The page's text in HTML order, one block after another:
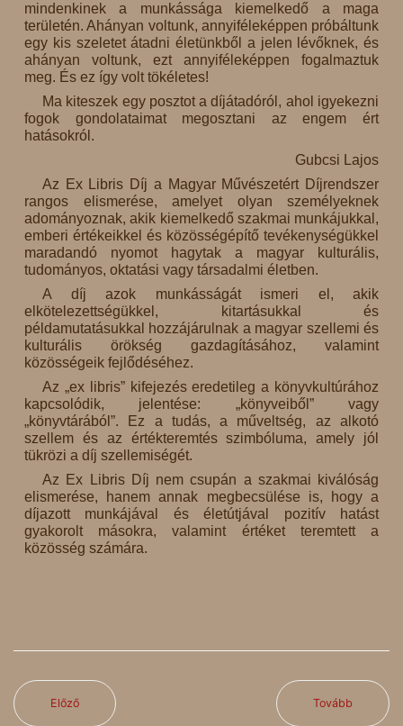
mindenkinek a munkássága kiemelkedő a maga
területén. Ahányan voltunk, annyiféleképpen próbáltunk
egy kis szeletet átadni életünkből a jelen lévőknek, és
ahányan voltunk, ezt annyiféleképpen fogalmaztuk
meg. És ez így volt tökéletes!
Ma kiteszek egy posztot a díjátadóról, ahol igyekezni
fogok gondolataimat megosztani az engem ért
hatásokról.
Gubcsi Lajos
Az Ex Libris Díj a Magyar Művészetért Díjrendszer
rangos elismerése, amelyet olyan személyeknek
adományoznak, akik kiemelkedő szakmai munkájukkal,
emberi értékeikkel és közösségépítő tevékenységükkel
maradandó nyomot hagytak a magyar kulturális,
tudományos, oktatási vagy társadalmi életben.
A díj azok munkásságát ismeri el, akik
elkötelezettségükkel, kitartásukkal és
példamutatásukkal hozzájárulnak a magyar szellemi és
kulturális örökség gazdagításához, valamint
közösségeik fejlődéséhez.
Az „ex libris” kifejezés eredetileg a könyvkultúrához
kapcsolódik, jelentése: „könyveiből” vagy
„könyvtárából”. Ez a tudás, a műveltség, az alkotó
szellem és az értékteremtés szimbóluma, amely jól
tükrözi a díj szellemiségét.
Az Ex Libris Díj nem csupán a szakmai kiválóság
elismerése, hanem annak megbecsülése is, hogy a
díjazott munkájával és életútjával pozitív hatást
gyakorolt másokra, valamint értéket teremtett a
közösség számára.
Előző Tovább